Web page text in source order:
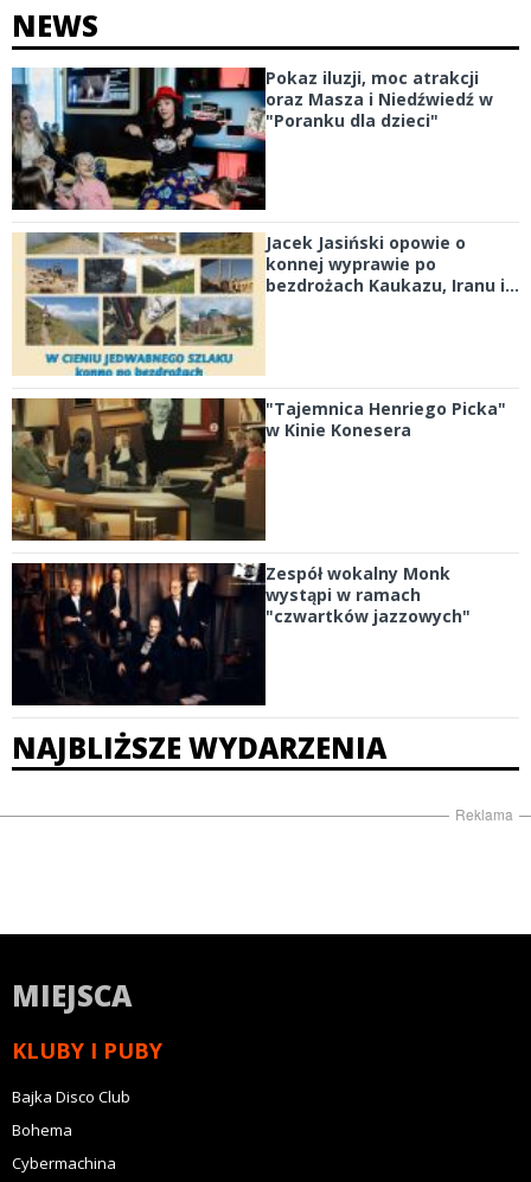
NEWS
Pokaz iluzji, moc atrakcji
oraz Masza i Niedźwiedź w
"Poranku dla dzieci"
Jacek Jasiński opowie o
konnej wyprawie po
bezdrożach Kaukazu, Iranu i...
"Tajemnica Henriego Picka"
w Kinie Konesera
Zespół wokalny Monk
wystąpi w ramach
"czwartków jazzowych"
NAJBLIŻSZE WYDARZENIA
Reklama
MIEJSCA
KLUBY I PUBY
Bajka Disco Club
Bohema
Cybermachina